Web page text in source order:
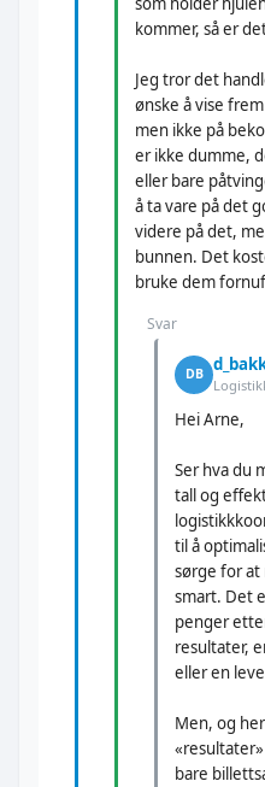
kommer, så er
Jeg tror det
ønske å vise
men ikke på
er ikke dumme,
eller bare
å ta vare på det
videre på det,
bunnen. Det
bruke dem
Svar
DB
Hei Arne,
Ser hva du
tall og
til å
sørge for at
smart. Det
penger
resultater,
eller en
Men, og
bare